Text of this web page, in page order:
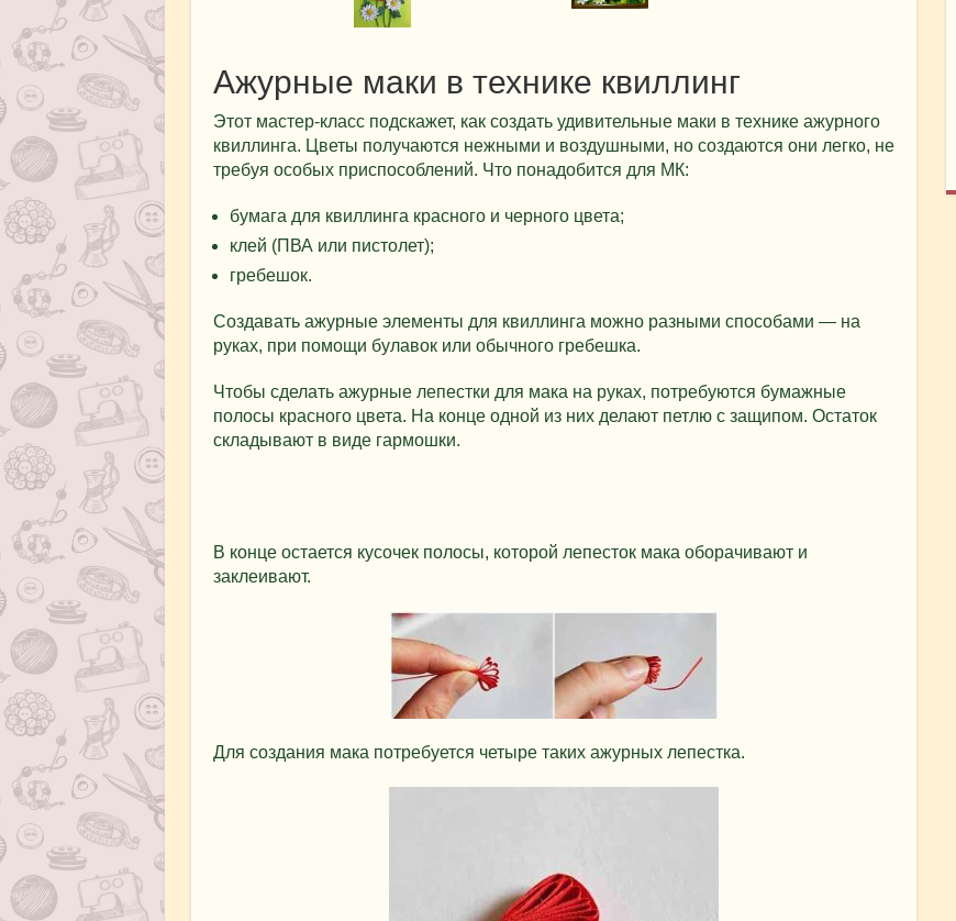
Ажурные маки в технике квиллинг
Этот мастер-класс подскажет, как создать удивительные маки в технике ажурного
квиллинга. Цветы получаются нежными и воздушными, но создаются они легко, не
требуя особых приспособлений. Что понадобится для МК:
бумага для квиллинга красного и черного цвета;
клей (ПВА или пистолет);
гребешок.
Создавать ажурные элементы для квиллинга можно разными способами — на
руках, при помощи булавок или обычного гребешка.
Чтобы сделать ажурные лепестки для мака на руках, потребуются бумажные
полосы красного цвета. На конце одной из них делают петлю с защипом. Остаток
складывают в виде гармошки.
В конце остается кусочек полосы, которой лепесток мака оборачивают и
заклеивают.
Для создания мака потребуется четыре таких ажурных лепестка.